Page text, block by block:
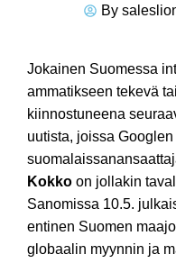
By
Jokainen Suomessa
ammatikseen tekevä
kiinnostuneena
uutista, joissa
Kokko on jollakin
Sanomissa 10.5.
entinen Suomen
globaalin myynnin ja